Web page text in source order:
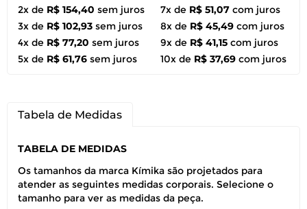
2x de R$ 154,40 sem juros
3x de R$ 102,93 sem juros
4x de R$ 77,20 sem juros
5x de R$ 61,76 sem juros
7x de R$ 51,07 com juros
8x de R$ 45,49 com juros
9x de R$ 41,15 com juros
10x de R$ 37,69 com juros
Tabela de Medidas
TABELA DE MEDIDAS
Os tamanhos da marca Kímika são projetados para
atender as seguintes medidas corporais. Selecione o
tamanho para ver as medidas da peça.